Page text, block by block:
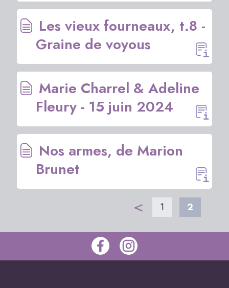
Les vieux fourneaux, t.8 -
Graine de voyous
Marie Charrel & Adeline
Fleury - 15 juin 2024
Nos armes, de Marion
Brunet
< 1 2